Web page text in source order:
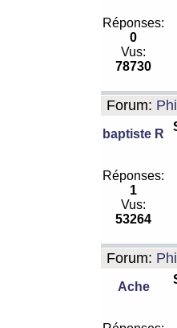
Réponses:
0
Vus:
78730
Forum:
baptiste R
Réponses:
1
Vus:
53264
Forum:
Ache